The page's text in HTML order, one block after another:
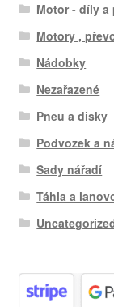
Motor - díly
Motory ,
Nádobky
Nezařazené
Pneu a disky
Podvozek a
Sady nářadí
Táhla a